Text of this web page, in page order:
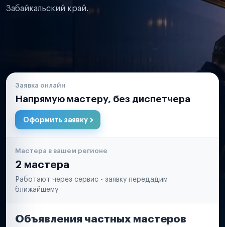
Забайкальский край.
Заявка онлайн
Напрямую мастеру, без диспетчера
Оформить заявку
Мастера в вашем регионе
2 мастера
Работают через сервис - заявку передадим
ближайшему
Объявления частных мастеров